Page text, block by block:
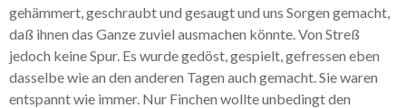
gehämmert, geschraubt und gesaugt und uns Sorgen gemacht,
daß ihnen das Ganze zuviel ausmachen könnte. Von Streß
jedoch keine Spur. Es wurde gedöst, gespielt, gefressen eben
dasselbe wie an den anderen Tagen auch gemacht. Sie waren
entspannt wie immer. Nur Finchen wollte unbedingt den